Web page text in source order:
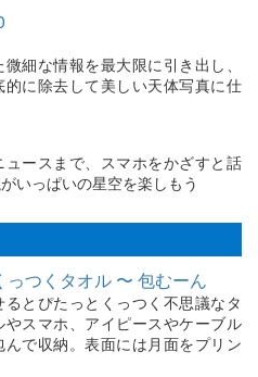
細な情報を最大限に引き出し、
に除去して美しい天体写真に仕
ースまで、スマホをかざすと話
いっぱいの星空を楽しもう
っつくタオル 〜 包むーん
とぴたっとくっつく不思議なタ
スマホ、アイピースやケーブル
で収納。表面には月面をプリン